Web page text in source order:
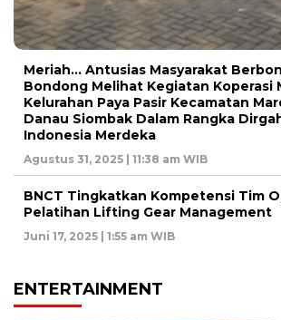
Meriah… Antusias Masyarakat
Bondong Melihat Kegiatan Koperasi
Kelurahan Paya Pasir Kecamatan
Danau Siombak Dalam Rangka
Indonesia Merdeka
Agustus 31, 2025 | 11:38 am WIB
BNCT Tingkatkan Kompetensi Tim
Pelatihan Lifting Gear Management
Juni 17, 2025 | 1:55 am WIB
ENTERTAINMENT